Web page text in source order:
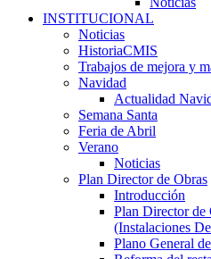
INSTITUCIONAL
Noticias
HistoriaCMIS
Trabajos de mejora y
Navidad
Actualidad
Semana Santa
Feria de Abril
Verano
Noticias
Plan Director de Obras
Introducción
Plan Director de
(Instalaciones
Plano General